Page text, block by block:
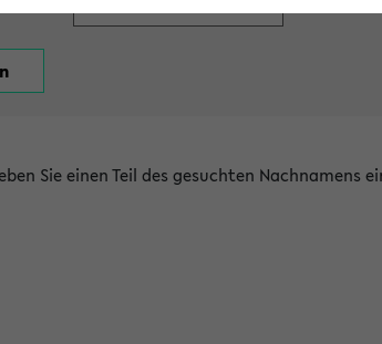
Sie einen Teil des gesuchten Nachnamens